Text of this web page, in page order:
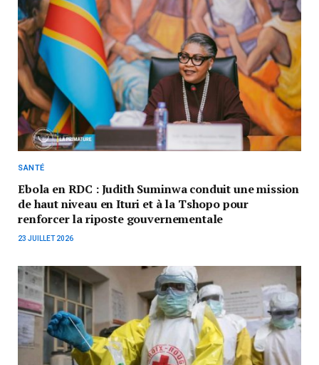
SANTÉ
Ebola en RDC : Judith Suminwa conduit une mission
de haut niveau en Ituri et à la Tshopo pour
renforcer la riposte gouvernementale
23 JUILLET 2026